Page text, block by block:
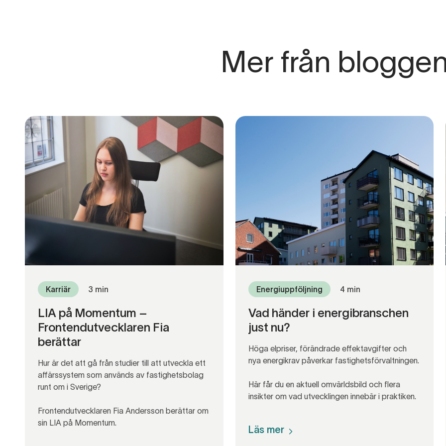
Mer från
Karriär 3 min
LIA på Momentum –
Frontendutvecklaren Fia
berättar
Hur är det att gå från studier till att utveckla ett
affärssystem som används av fastighetsbolag
runt om i Sverige?
Frontendutvecklaren Fia Andersson berättar om
sin LIA på Momentum.
Energiuppföljning 4 min
Vad händer i energibranschen
just nu?
Höga elpriser, förändrade effektavgifter och
nya energikrav påverkar fastighetsförvaltningen.
Här får du en aktuell omvärldsbild och flera
insikter om vad utvecklingen innebär i praktiken.
Läs mer